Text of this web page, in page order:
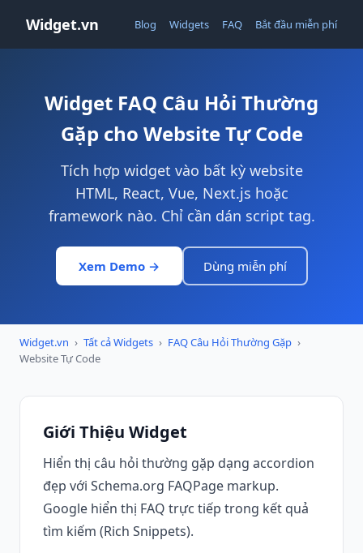
Widget.vn Blog Widgets FAQ Bắt đầu miễn phí
Widget FAQ Câu Hỏi Thường
Gặp cho Website Tự Code
Tích hợp widget vào bất kỳ website
HTML, React, Vue, Next.js hoặc
framework nào. Chỉ cần dán script tag.
Xem Demo → Dùng miễn phí
Widget.vn › Tất cả Widgets › FAQ Câu Hỏi Thường Gặp ›
Website Tự Code
Giới Thiệu Widget
Hiển thị câu hỏi thường gặp dạng accordion
đẹp với Schema.org FAQPage markup.
Google hiển thị FAQ trực tiếp trong kết quả
tìm kiếm (Rich Snippets).